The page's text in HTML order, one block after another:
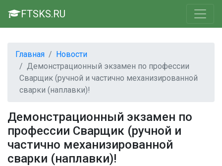
FTSKS.RU
Главная
Новости
Демонстрационный экзамен по профессии
Сварщик (ручной и частично механизированной
сварки (наплавки)!
Демонстрационный экзамен по
профессии Сварщик (ручной и
частично механизированной
сварки (наплавки)!